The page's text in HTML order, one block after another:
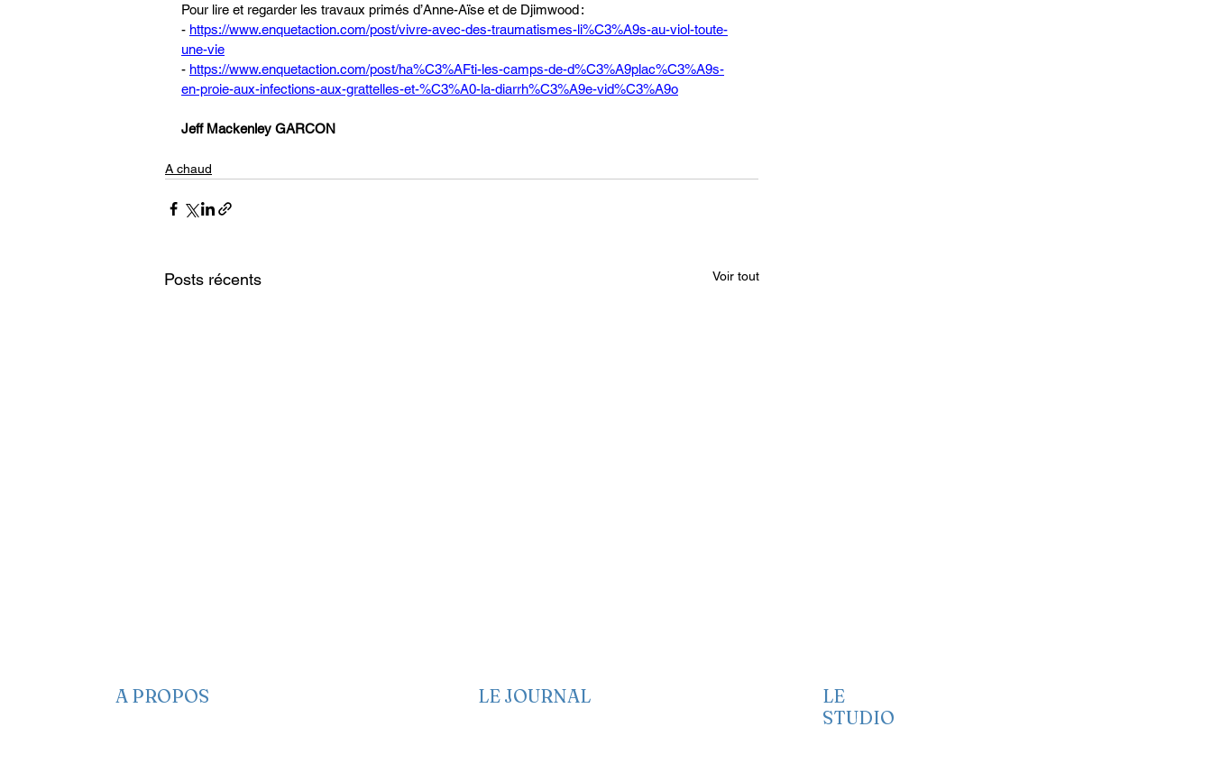
Pour lire et regarder les travaux primés d’Anne-Aïse et de Djimwood :
- https://www.enquetaction.com/post/vivre-avec-des-traumatismes-li%C3%A9s-au-viol-toute-
une-vie
- https://www.enquetaction.com/post/ha%C3%AFti-les-camps-de-d%C3%A9plac%C3%A9s-
en-proie-aux-infections-aux-grattelles-et-%C3%A0-la-diarrh%C3%A9e-vid%C3%A9o
Jeff Mackenley GARCON
A chaud
Posts récents Voir tout
A PROPOS LE JOURNAL
LE
STUDIO